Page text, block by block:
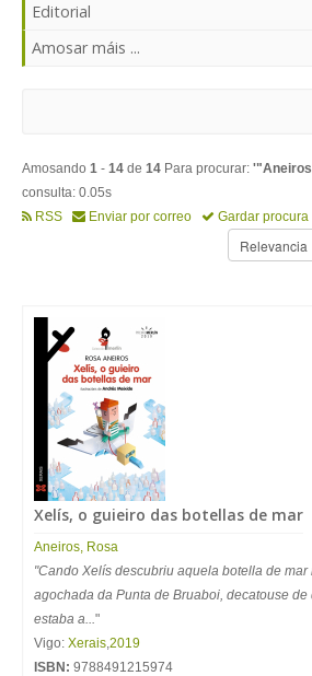
Editorial
Amosar máis ...
Amosando 1 - 14 de 14 Para procurar:
consulta: 0.05s
RSS
Enviar por correo Gardar procura
Xelís, o guieiro das botellas de mar
Aneiros, Rosa
"Cando Xelís descubriu aquela botella de mar
agochada da Punta de Bruaboi, decatouse
estaba a..."
Vigo: Xerais,2019
ISBN: 9788491215974